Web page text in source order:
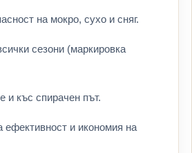
на мокро, сухо и сняг.
сезони (маркировка
и къс спирачен път.
ефективност и икономия на